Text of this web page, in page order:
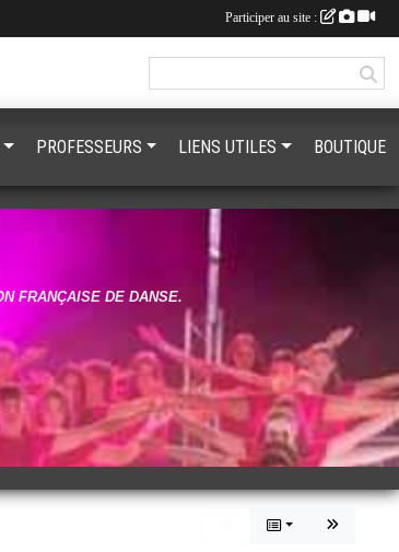
FRANÇAISE DE DANSE.
PROFESSEURS LIENS UTILES BOUTIQUE
Participer au site :